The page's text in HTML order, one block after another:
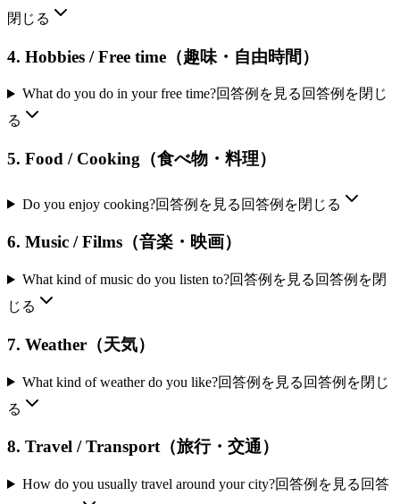
閉じる
4. Hobbies / Free time（趣味・自由時間）
What do you do in your free time?回答例を見る 回答例を閉じ
る
5. Food / Cooking（食べ物・料理）
Do you enjoy cooking?回答例を見る 回答例を閉じる
6. Music / Films（音楽・映画）
What kind of music do you listen to?回答例を見る 回答例を閉
じる
7. Weather（天気）
What kind of weather do you like?回答例を見る 回答例を閉じ
る
8. Travel / Transport（旅行・交通）
How do you usually travel around your city?回答例を見る 回答